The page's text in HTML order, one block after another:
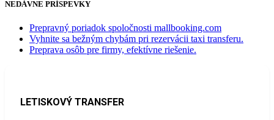
NEDÁVNE PRÍSPEVKY
Prepravný poriadok spoločnosti mallbooking.com
Vyhnite sa bežným chybám pri rezervácii taxi transferu.
Preprava osôb pre firmy, efektívne riešenie.
LETISKOVÝ TRANSFER